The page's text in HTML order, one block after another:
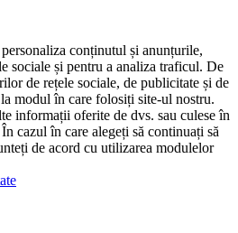
conținutul și anunțurile,
sociale și pentru a analiza traficul. De
de rețele sociale, de publicitate și de
modul în care folosiți site-ul nostru.
informații oferite de dvs. sau culese în
cazul în care alegeți să continuați să
de acord cu utilizarea modulelor